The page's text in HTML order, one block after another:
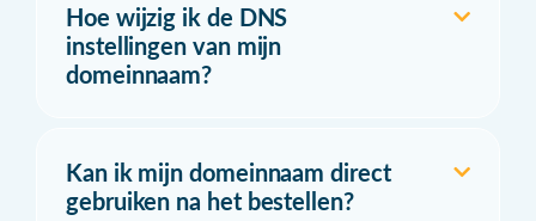
Hoe wijzig ik de DNS
instellingen van mijn
domeinnaam?
Kan ik mijn domeinnaam direct
gebruiken na het bestellen?